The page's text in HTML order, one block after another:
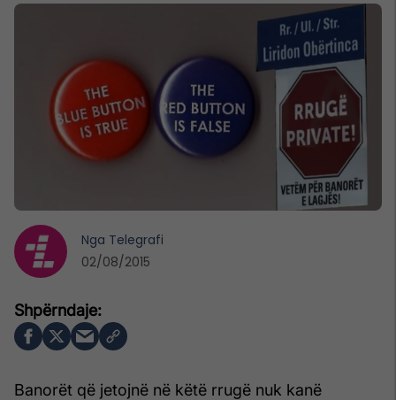
Banorët që jetojnë në këtë rrugë nuk kanë
Nga Telegrafi
02/08/2015